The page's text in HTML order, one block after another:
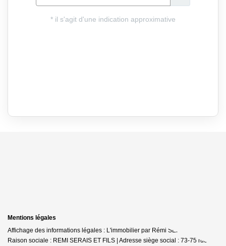
Mentions légales
Affichage des informations légales : L'immobilier par Rémi SERAIS - Flers |
Raison sociale : REMI SERAIS ET FILS | Adresse siège social : 73-75 rue du